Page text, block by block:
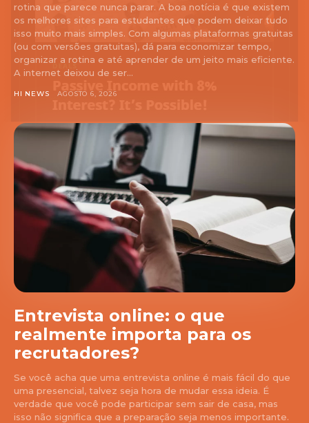
rotina que parece nunca parar. A boa notícia é que existem
os melhores sites para estudantes que podem deixar tudo
isso muito mais simples. Com algumas plataformas gratuitas
(ou com versões gratuitas), dá para economizar tempo,
organizar a rotina e até aprender de um jeito mais eficiente.
A internet deixou de ser...
HI NEWS AGOSTO 6, 2026
Entrevista online: o que
realmente importa para os
recrutadores?
Se você acha que uma entrevista online é mais fácil do que
uma presencial, talvez seja hora de mudar essa ideia. É
verdade que você pode participar sem sair de casa, mas
isso não significa que a preparação seja menos importante.